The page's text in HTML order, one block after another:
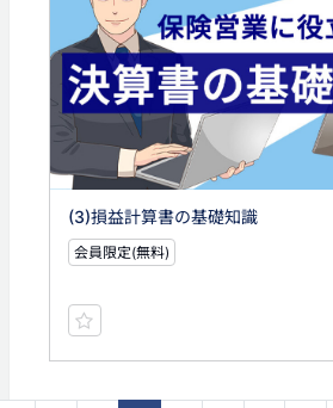
(3)損益計算書の基礎知識
会員限定(無料)